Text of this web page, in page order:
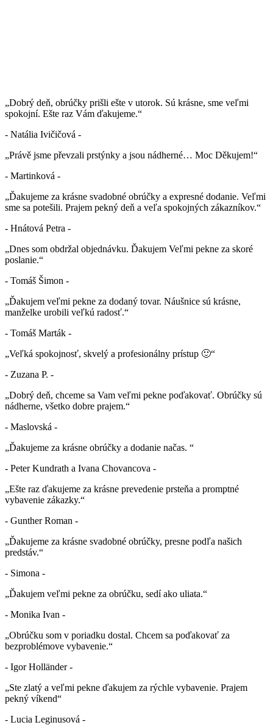
„Dobrý deň, obrúčky prišli ešte v utorok. Sú krásne, sme veľmi
spokojní. Ešte raz Vám ďakujeme.“
- Natália Ivičičová -
„Právě jsme převzali prstýnky a jsou nádherné… Moc Děkujem!“
- Martinková -
„Ďakujeme za krásne svadobné obrúčky a expresné dodanie. Veľmi
sme sa potešili. Prajem pekný deň a veľa spokojných zákazníkov.“
- Hnátová Petra -
„Dnes som obdržal objednávku. Ďakujem Veľmi pekne za skoré
poslanie.“
- Tomáš Šimon -
„Ďakujem veľmi pekne za dodaný tovar. Náušnice sú krásne,
manželke urobili veľkú radosť.“
- Tomáš Marták -
„Veľká spokojnosť, skvelý a profesionálny prístup 🙂“
- Zuzana P. -
„Dobrý deň, chceme sa Vam veľmi pekne poďakovať. Obrúčky sú
nádherne, všetko dobre prajem.“
- Maslovská -
„Ďakujeme za krásne obrúčky a dodanie načas. “
- Peter Kundrath a Ivana Chovancova -
„Ešte raz ďakujeme za krásne prevedenie prsteňa a promptné
vybavenie zákazky.“
- Gunther Roman -
„Ďakujeme za krásne svadobné obrúčky, presne podľa našich
predstáv.“
- Simona -
„Ďakujem veľmi pekne za obrúčku, sedí ako uliata.“
- Monika Ivan -
„Obrúčku som v poriadku dostal. Chcem sa poďakovať za
bezproblémove vybavenie.“
- Igor Holländer -
„Ste zlatý a veľmi pekne ďakujem za rýchle vybavenie. Prajem
pekný víkend“
- Lucia Leginusová -